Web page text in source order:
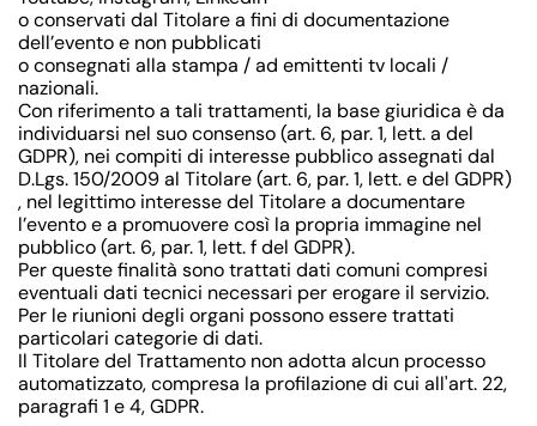
o conservati dal Titolare a fini di documentazione
dell’evento e non pubblicati
o consegnati alla stampa / ad emittenti tv locali /
nazionali.
Con riferimento a tali trattamenti, la base giuridica è da
individuarsi nel suo consenso (art. 6, par. 1, lett. a del
GDPR), nei compiti di interesse pubblico assegnati dal
D.Lgs. 150/2009 al Titolare (art. 6, par. 1, lett. e del GDPR)
, nel legittimo interesse del Titolare a documentare
l’evento e a promuovere così la propria immagine nel
pubblico (art. 6, par. 1, lett. f del GDPR).
Per queste finalità sono trattati dati comuni compresi
eventuali dati tecnici necessari per erogare il servizio.
Per le riunioni degli organi possono essere trattati
particolari categorie di dati.
Il Titolare del Trattamento non adotta alcun processo
automatizzato, compresa la profilazione di cui all'art. 22,
paragrafi 1 e 4, GDPR.